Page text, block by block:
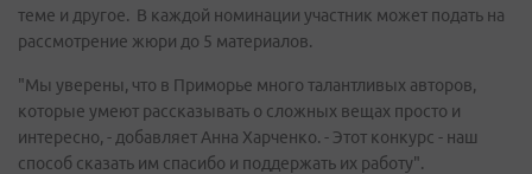
теме и другое. В каждой номинации участник может подать на
рассмотрение жюри до 5 материалов.
"Мы уверены, что в Приморье много талантливых авторов,
которые умеют рассказывать о сложных вещах просто и
интересно, - добавляет Анна Харченко. - Этот конкурс - наш
способ сказать им спасибо и поддержать их работу".